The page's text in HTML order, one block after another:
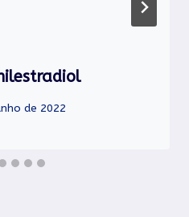
de 2022